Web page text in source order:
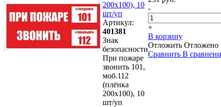
200х100), 10
шт/уп
Артикул:
401381
Знак
безопасности
При пожаре
звонить 101,
моб.112
(плёнка
200х100), 10
шт/уп
-
+
В корзину
Отложить Отложено
Сравнить В